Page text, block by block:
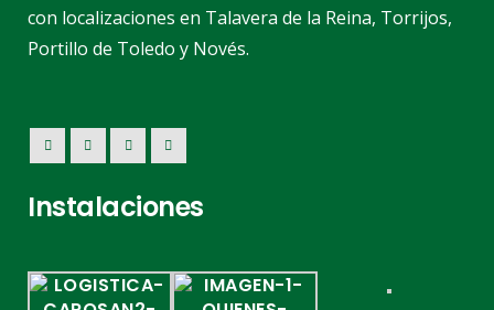
con localizaciones en Talavera de la Reina, Torrijos,
Portillo de Toledo y Novés.
Instalaciones